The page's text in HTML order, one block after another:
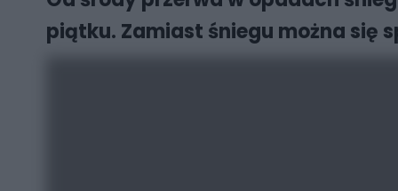
piątku. Zamiast śniegu można się